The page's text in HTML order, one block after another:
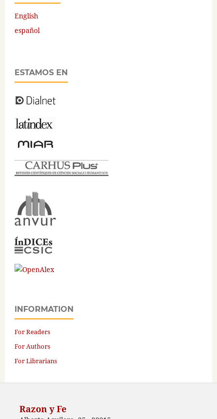
English
español
ESTAMOS EN
INFORMATION
For Readers
For Authors
For Librarians
Razon y Fe